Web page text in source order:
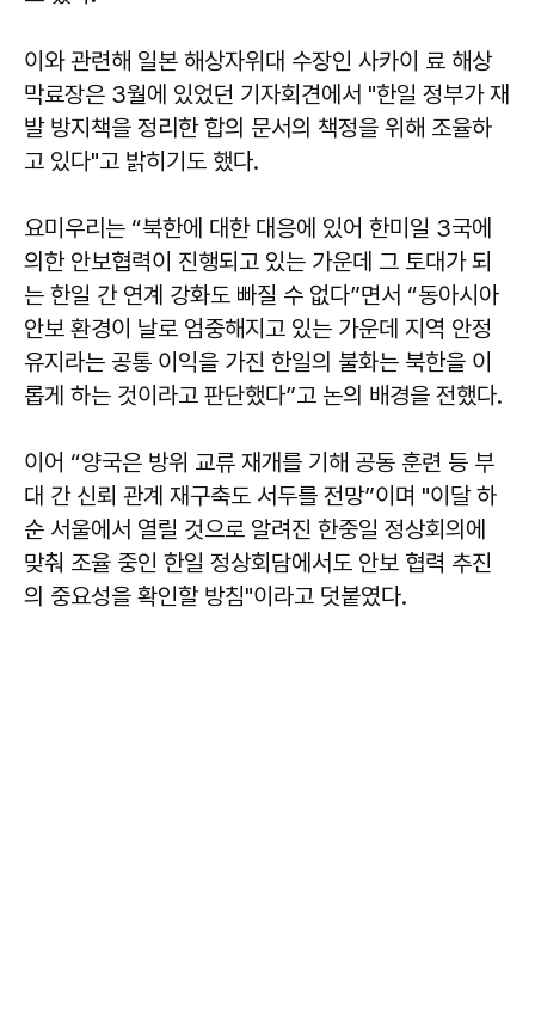
이와 관련해 일본 해상자위대 수장인 사카이 료 해상
막료장은 3월에 있었던 기자회견에서 "한일 정부가 재
발 방지책을 정리한 합의 문서의 책정을 위해 조율하
고 있다"고 밝히기도 했다.
요미우리는 “북한에 대한 대응에 있어 한미일 3국에
의한 안보협력이 진행되고 있는 가운데 그 토대가 되
는 한일 간 연계 강화도 빠질 수 없다”면서 “동아시아
안보 환경이 날로 엄중해지고 있는 가운데 지역 안정
유지라는 공통 이익을 가진 한일의 불화는 북한을 이
롭게 하는 것이라고 판단했다”고 논의 배경을 전했다.
이어 “양국은 방위 교류 재개를 기해 공동 훈련 등 부
대 간 신뢰 관계 재구축도 서두를 전망”이며 "이달 하
순 서울에서 열릴 것으로 알려진 한중일 정상회의에
맞춰 조율 중인 한일 정상회담에서도 안보 협력 추진
의 중요성을 확인할 방침"이라고 덧붙였다.